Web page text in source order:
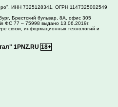
ИНН 7325128341, ОГРН 1147325002549
Брестский бульвар, 8А, офис 305
ФС 77 – 75998 выдано 13.06.2019г.
связи, информационных технологий и
1PNZ.RU 18+